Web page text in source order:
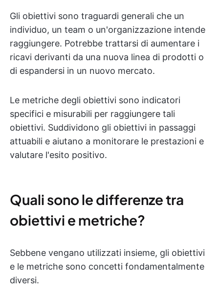
Gli obiettivi sono traguardi generali che un
individuo, un team o un'organizzazione intende
raggiungere. Potrebbe trattarsi di aumentare i
ricavi derivanti da una nuova linea di prodotti o
di espandersi in un nuovo mercato.
Le metriche degli obiettivi sono indicatori
specifici e misurabili per raggiungere tali
obiettivi. Suddividono gli obiettivi in passaggi
attuabili e aiutano a monitorare le prestazioni e
valutare l'esito positivo.
Quali sono le differenze tra
obiettivi e metriche?
Sebbene vengano utilizzati insieme, gli obiettivi
e le metriche sono concetti fondamentalmente
diversi.